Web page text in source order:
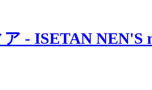
- ISETAN NEN'S